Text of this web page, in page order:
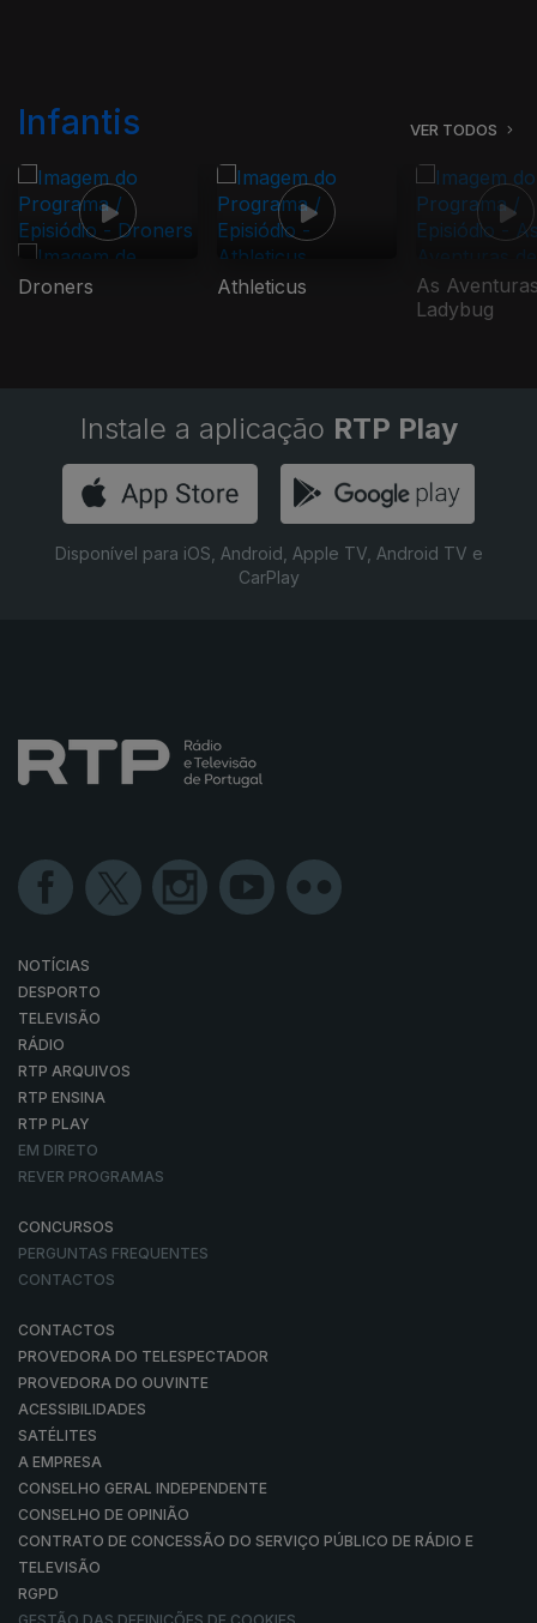
Infantis VER TODOS
Droners Athleticus
As
Ladybug
Instale a aplicação RTP Play
Disponível para iOS, Android, Apple TV, Android TV e
CarPlay
NOTÍCIAS
DESPORTO
TELEVISÃO
RÁDIO
RTP ARQUIVOS
RTP ENSINA
RTP PLAY
EM DIRETO
REVER PROGRAMAS
CONCURSOS
PERGUNTAS FREQUENTES
CONTACTOS
CONTACTOS
PROVEDORA DO TELESPECTADOR
PROVEDORA DO OUVINTE
ACESSIBILIDADES
SATÉLITES
A EMPRESA
CONSELHO GERAL INDEPENDENTE
CONSELHO DE OPINIÃO
CONTRATO DE CONCESSÃO DO SERVIÇO PÚBLICO DE RÁDIO E
TELEVISÃO
RGPD